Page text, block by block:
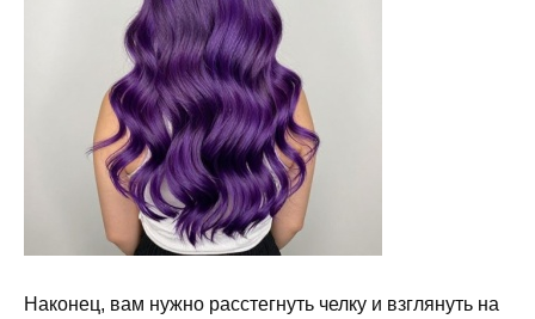
Наконец, вам нужно расстегнуть челку и взглянуть на